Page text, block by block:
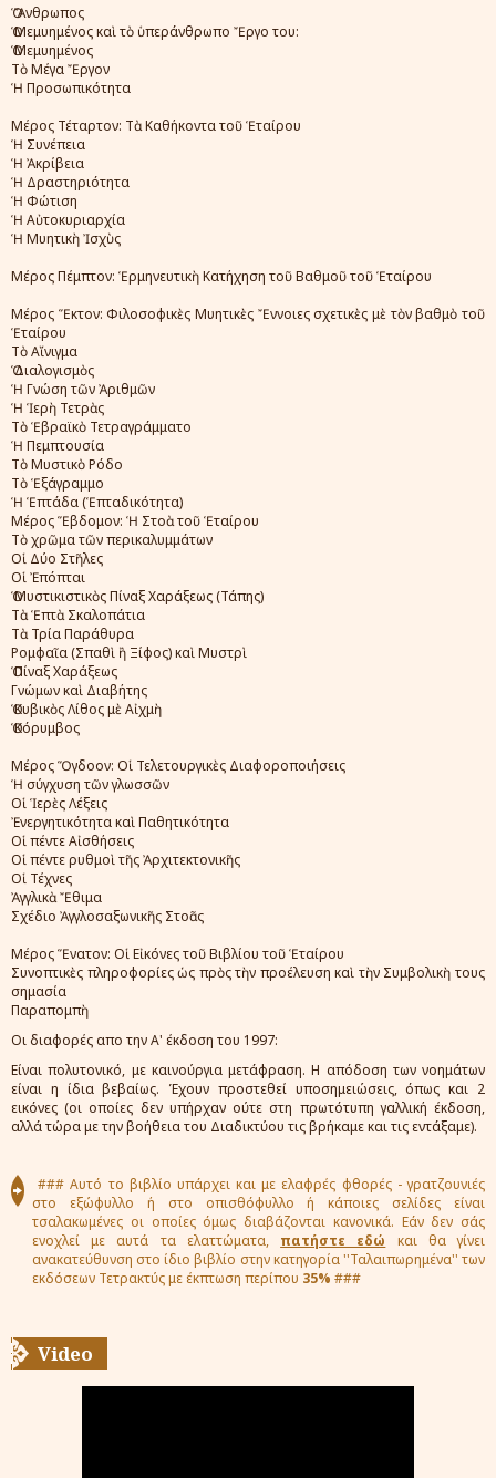
Ὁ Ἄνθρωπος
Ὁ Μεμυημένος καὶ τὸ ὑπεράνθρωπο Ἔργο του:
Ὁ Μεμυημένος
Τὸ Μέγα Ἔργον
Ἡ Προσωπικότητα
Μέρος Τέταρτον: Τὰ Καθήκοντα τοῦ Ἑταίρου
Ἡ Συνέπεια
Ἡ Ἀκρίβεια
Ἡ Δραστηριότητα
Ἡ Φώτιση
Ἡ Αὐτοκυριαρχία
Ἡ Μυητικὴ Ἰσχὺς
Μέρος Πέμπτον: Ἑρμηνευτικὴ Κατήχηση τοῦ Βαθμοῦ τοῦ Ἑταίρου
Μέρος Ἕκτον: Φιλοσοφικὲς Μυητικὲς Ἔννοιες σχετικὲς μὲ τὸν βαθμὸ τοῦ
Ἑταίρου
Τὸ Αἴνιγμα
Ὁ Διαλογισμὸς
Ἡ Γνώση τῶν Ἀριθμῶν
Ἡ Ἱερὴ Τετρὰς
Τὸ Ἑβραϊκὸ Τετραγράμματο
Ἡ Πεμπτουσία
Τὸ Μυστικὸ Ρόδο
Τὸ Ἑξάγραμμο
Ἡ Ἑπτάδα (Ἑπταδικότητα)
Μέρος Ἕβδομον: Ἡ Στοὰ τοῦ Ἑταίρου
Τὸ χρῶμα τῶν περικαλυμμάτων
Οἱ Δύο Στῆλες
Οἱ Ἐπόπται
Ὁ Μυστικιστικὸς Πίναξ Χαράξεως (Τάπης)
Τὰ Ἑπτὰ Σκαλοπάτια
Τὰ Τρία Παράθυρα
Ρομφαῖα (Σπαθὶ ἢ Ξίφος) καὶ Μυστρὶ
Ὁ Πίναξ Χαράξεως
Γνώμων καὶ Διαβήτης
Ὁ Κυβικὸς Λίθος μὲ Αἰχμὴ
Ὁ Κόρυμβος
Μέρος Ὅγδοον: Οἱ Τελετουργικὲς Διαφοροποιήσεις
Ἡ σύγχυση τῶν γλωσσῶν
Οἱ Ἱερὲς Λέξεις
Ἐνεργητικότητα καὶ Παθητικότητα
Οἱ πέντε Αἰσθήσεις
Οἱ πέντε ρυθμοὶ τῆς Ἀρχιτεκτονικῆς
Οἱ Τέχνες
Ἀγγλικὰ Ἔθιμα
Σχέδιο Ἀγγλοσαξωνικῆς Στοᾶς
Μέρος Ἕνατον: Οἱ Εἰκόνες τοῦ Βιβλίου τοῦ Ἑταίρου
Συνοπτικὲς πληροφορίες ὡς πρὸς τὴν προέλευση καὶ τὴν Συμβολικὴ τους
σημασία
Παραπομπὴ
Οι διαφορές απο την Α' έκδοση του 1997:
Είναι πολυτονικό, με καινούργια μετάφραση. Η απόδοση των νοημάτων
είναι η ίδια βεβαίως. Έχουν προστεθεί υποσημειώσεις, όπως και 2
εικόνες (οι οποίες δεν υπήρχαν ούτε στη πρωτότυπη γαλλική έκδοση,
αλλά τώρα με την βοήθεια του Διαδικτύου τις βρήκαμε και τις εντάξαμε).
### Αυτό το βιβλίο υπάρχει και με ελαφρές φθορές - γρατζουνιές
στο εξώφυλλο ή στο οπισθόφυλλο ή κάποιες σελίδες είναι
τσαλακωμένες οι οποίες όμως διαβάζονται κανονικά. Εάν δεν σάς
ενοχλεί με αυτά τα ελαττώματα, πατήστε εδώ και θα γίνει
ανακατεύθυνση στο ίδιο βιβλίο στην κατηγορία ''Ταλαιπωρημένα'' των
εκδόσεων Τετρακτύς με έκπτωση περίπου 35% ###
Video